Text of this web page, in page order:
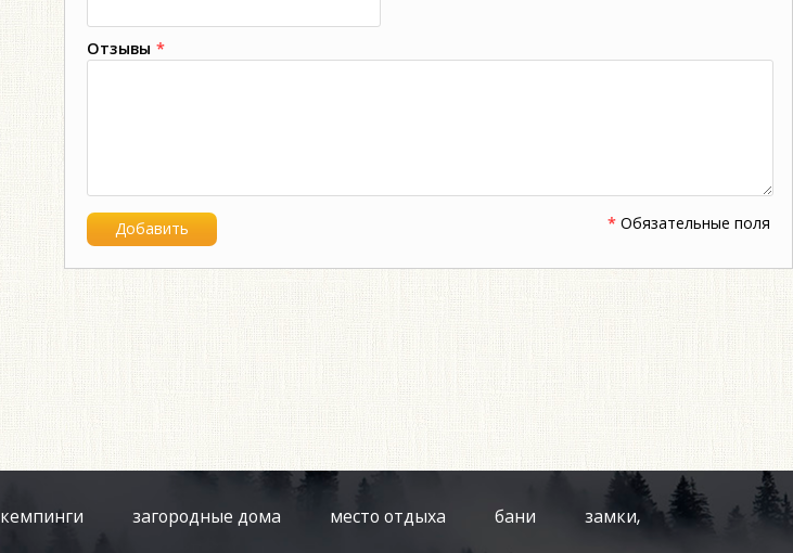
Отзывы *
* Обязательные поля
кемпинги загородные дома место отдыха бани замки,